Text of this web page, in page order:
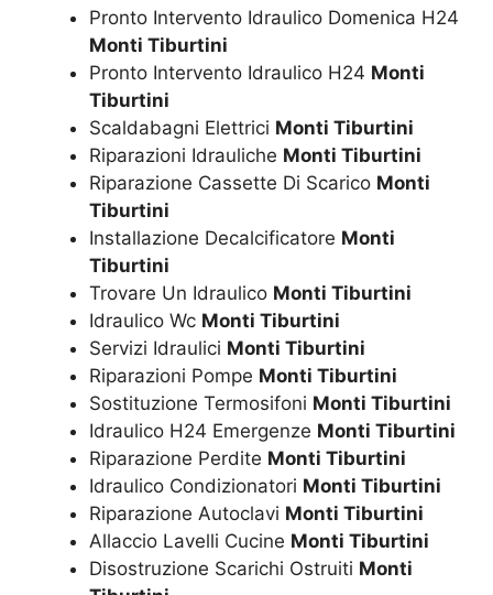
Pronto Intervento Idraulico Domenica H24
Monti Tiburtini
Pronto Intervento Idraulico H24 Monti
Tiburtini
Scaldabagni Elettrici Monti Tiburtini
Riparazioni Idrauliche Monti Tiburtini
Riparazione Cassette Di Scarico Monti
Tiburtini
Installazione Decalcificatore Monti
Tiburtini
Trovare Un Idraulico Monti Tiburtini
Idraulico Wc Monti Tiburtini
Servizi Idraulici Monti Tiburtini
Riparazioni Pompe Monti Tiburtini
Sostituzione Termosifoni Monti Tiburtini
Idraulico H24 Emergenze Monti Tiburtini
Riparazione Perdite Monti Tiburtini
Idraulico Condizionatori Monti Tiburtini
Riparazione Autoclavi Monti Tiburtini
Allaccio Lavelli Cucine Monti Tiburtini
Disostruzione Scarichi Ostruiti Monti